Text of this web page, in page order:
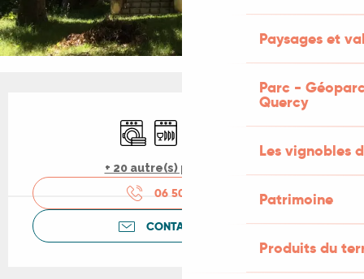
Paysages et
Parc -
Quercy
Les vignobles
Patrimoine
Produits du
Ouverture et coordonnées
Lave lingeLave vaisselleAnimaux acceptés
+ 20 autre(s) prestation(s)
06 50 85 27
CONTACTEZ-NOUS